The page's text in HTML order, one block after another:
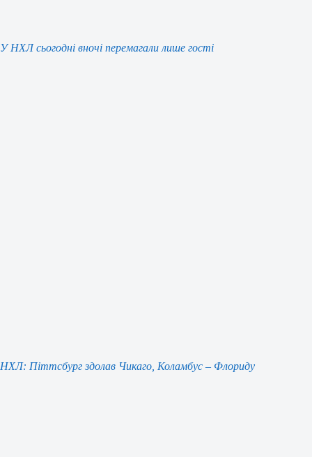
У НХЛ сьогодні вночі перемагали лише гості
НХЛ: Піттсбург здолав Чикаго, Коламбус – Флориду